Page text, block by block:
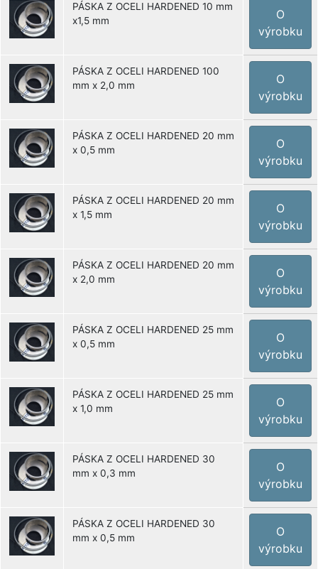
PÁSKA Z OCELI HARDENED 10 mm
x1,5 mm
O
výrobku
PÁSKA Z OCELI HARDENED 100
mm x 2,0 mm
O
výrobku
PÁSKA Z OCELI HARDENED 20 mm
x 0,5 mm
O
výrobku
PÁSKA Z OCELI HARDENED 20 mm
x 1,5 mm
O
výrobku
PÁSKA Z OCELI HARDENED 20 mm
x 2,0 mm
O
výrobku
PÁSKA Z OCELI HARDENED 25 mm
x 0,5 mm
O
výrobku
PÁSKA Z OCELI HARDENED 25 mm
x 1,0 mm
O
výrobku
PÁSKA Z OCELI HARDENED 30
mm x 0,3 mm
O
výrobku
PÁSKA Z OCELI HARDENED 30
mm x 0,5 mm
O
výrobku